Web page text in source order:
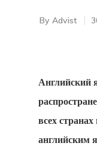
By Advist
Английский
всех
английским